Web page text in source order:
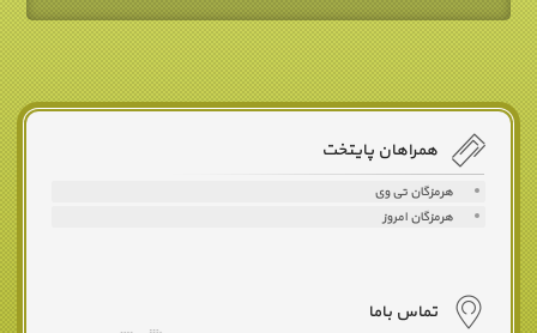
همراهان پایتخت
هرمزگان تی وی
هرمزگان امروز
تماس باما